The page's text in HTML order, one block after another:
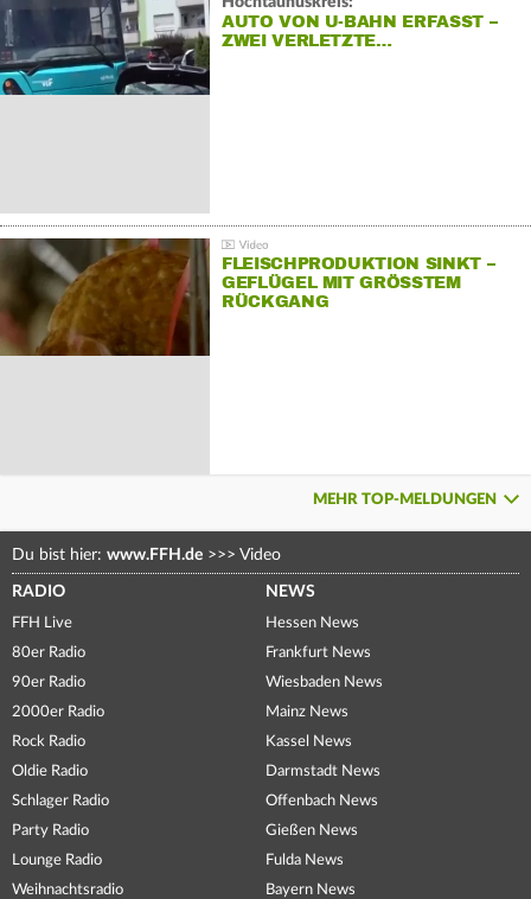
AUTO VON U-BAHN ERFASST –
ZWEI VERLETZTE…
FLEISCHPRODUKTION SINKT –
GEFLÜGEL MIT GRÖSSTEM R
ÜCKGANG
MEHR TOP-MELDUNGEN
Du bist hier: www.FFH.de >>> Video
RADIO
FFH Live
80er Radio
90er Radio
2000er Radio
Rock Radio
Oldie Radio
Schlager Radio
Party Radio
Lounge Radio
Weihnachtsradio
NEWS
Hessen News
Frankfurt News
Wiesbaden News
Mainz News
Kassel News
Darmstadt News
Offenbach News
Gießen News
Fulda News
Bayern News